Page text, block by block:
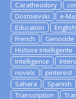
Caratheodory
Dostoievski
e-
Education
English
French
Genocide
Histoire Intelligente
Intelligence
novels
pinterest
Sahara
Spanish
Transcription